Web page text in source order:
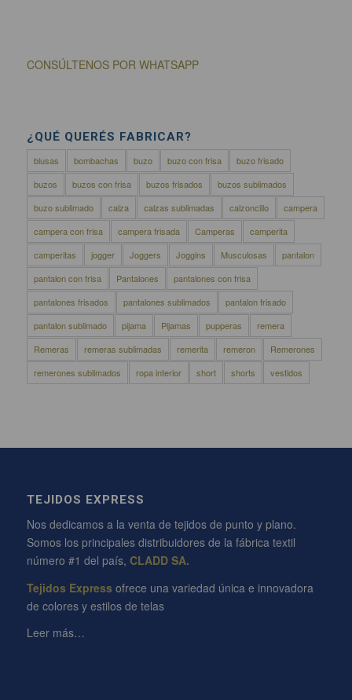
CONSÚLTENOS POR WHATSAPP
¿QUÉ QUERÉS FABRICAR?
blusas bombachas buzo buzo con frisa
buzo frisado
buzos
buzos con frisa buzos frisados
buzos sublimados
buzo sublimado
calza calzas sublimadas calzoncillo
campera
campera con frisa
campera frisada Camperas
camperita
camperitas
jogger Joggers Joggins Musculosas
pantalon
pantalon con frisa
Pantalones
pantalones con frisa
pantalones frisados
pantalones sublimados
pantalon frisado
pantalon sublimado
pijama Pijamas pupperas
remera
Remeras
remeras sublimadas remerita remeron
Remerones
remerones sublimados
ropa interior short shorts vestidos
TEJIDOS EXPRESS
Nos dedicamos a la venta de tejidos de punto y plano.
Somos los principales distribuidores de la fábrica textil
número #1 del país, CLADD SA.
Tejidos Express ofrece una variedad única e innovadora
de colores y estilos de telas
Leer más…